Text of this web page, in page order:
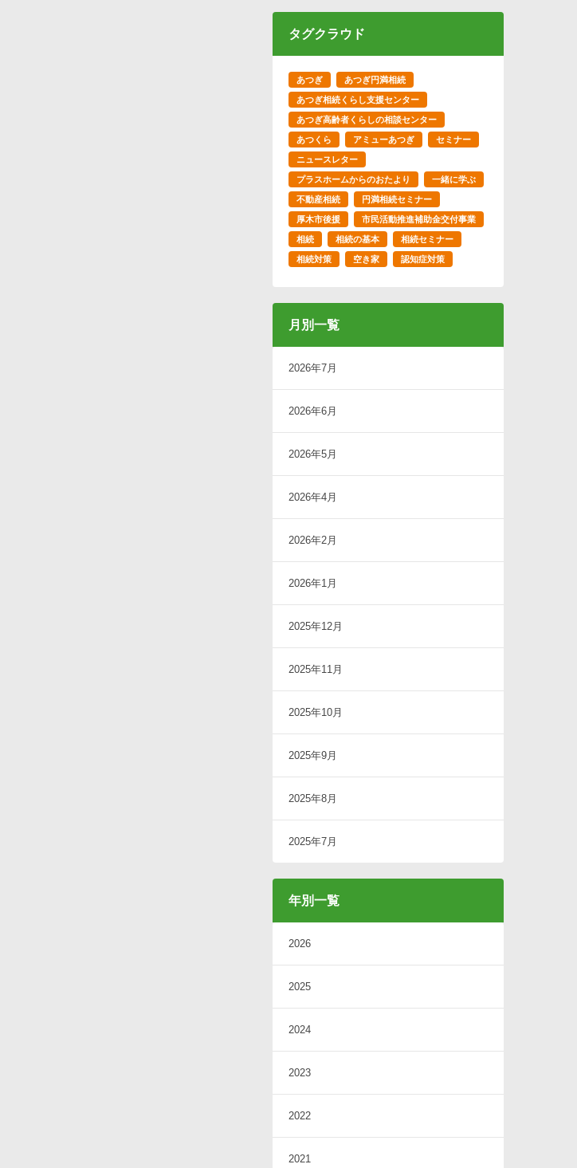
タグクラウド
あつぎ あつぎ円満相続
あつぎ相続くらし支援センター
あつぎ高齢者くらしの相談センター
あつくら アミューあつぎ セミナー
ニュースレター
プラスホームからのおたより 一緒に学ぶ
不動産相続 円満相続セミナー
厚木市後援 市民活動推進補助金交付事業
相続 相続の基本 相続セミナー
相続対策 空き家 認知症対策
月別一覧
2026年7月
2026年6月
2026年5月
2026年4月
2026年2月
2026年1月
2025年12月
2025年11月
2025年10月
2025年9月
2025年8月
2025年7月
年別一覧
2026
2025
2024
2023
2022
2021